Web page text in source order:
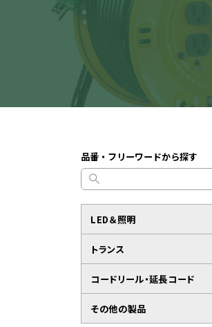
品番・フリーワードから探す
LED＆照明
トランス
コードリール・延長コード
その他の製品